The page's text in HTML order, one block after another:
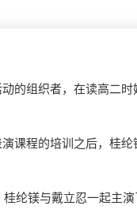
组织者，在读高二时
程的培训之后，桂纶
纶镁与戴立忍一起主